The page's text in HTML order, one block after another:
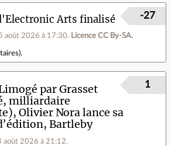
Arts finalisé
août 2026 à 17:30. Licence CC By‑SA.
-27
).
par Grasset
milliardaire
Olivier Nora lance sa
Bartleby
août 2026 à 21:12.
1